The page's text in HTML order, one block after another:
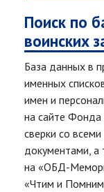
Поиск по
воинских
База данных в
именных
имен и
на сайте Фонда
сверки со
документами, а
на «ОБД-
«Чтим и